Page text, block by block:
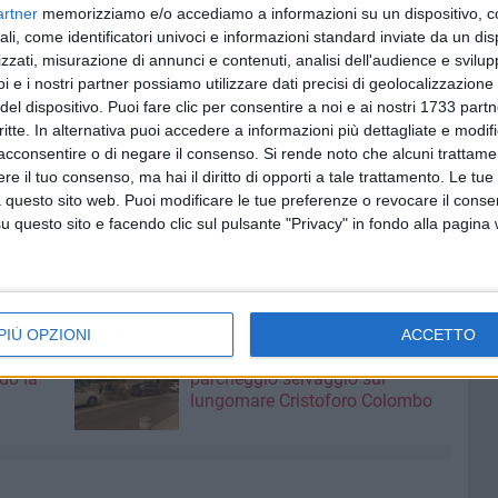
memorizziamo e/o accediamo a informazioni su un dispositivo,
come identificatori univoci e informazioni standard inviate da un
misurazione di annunci e contenuti, analisi dell'audience e
e i nostri partner possiamo utilizzare dati precisi di
dispositivo. Puoi fare clic per consentire a noi e ai nostri 1733
In alternativa puoi accedere a informazioni più dettagliate e
o di negare il consenso. Si rende noto che alcuni
il tuo consenso, ma hai il diritto di opporti a tale trattamento. Le
sito web. Puoi modificare le tue preferenze o revocare il
questo sito e facendo clic sul pulsante "Privacy" in fondo alla pagina
OPZIONI ACCETTO
decisione sul mercato pugliese e lo fa con una
qualche mese fa. Si aprono per la Puglia, per la sua
opportunità di sviluppo uniche. Una scelta - ha
i lusinghieri risultati ottenuti dal primo anno di attività
il crescente numero di cittadini americani che
vacanze all'insegna della cultura, della storia e delle
ha concluso Vasile - a raccogliere i frutti di una visione
oltreoceano i punti cruciali per lo sviluppo del traffico
il
la
A S.Spirito il festival del
parcheggio selvaggio sul
lungomare Cristoforo Colombo